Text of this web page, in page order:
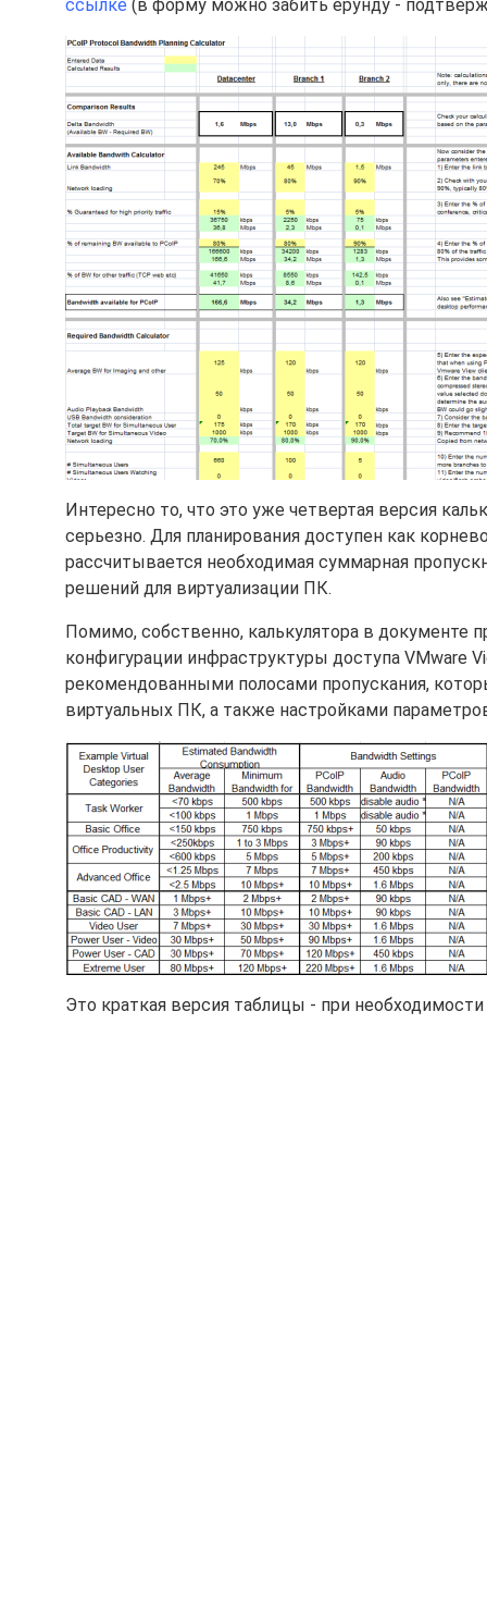
ссылке (в форму можно забить ерунду -
Интересно то, что это уже четвертая версия
серьезно. Для планирования доступен как
рассчитывается необходимая суммарная
решений для виртуализации ПК.
Помимо, собственно, калькулятора в документе
конфигурации инфраструктуры доступа VMware
рекомендованными полосами пропускания,
виртуальных ПК, а также настройками
Это краткая версия таблицы - при